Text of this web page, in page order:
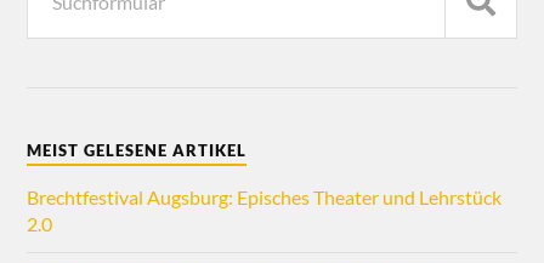
MEIST GELESENE ARTIKEL
Brechtfestival Augsburg: Episches Theater und Lehrstück
2.0